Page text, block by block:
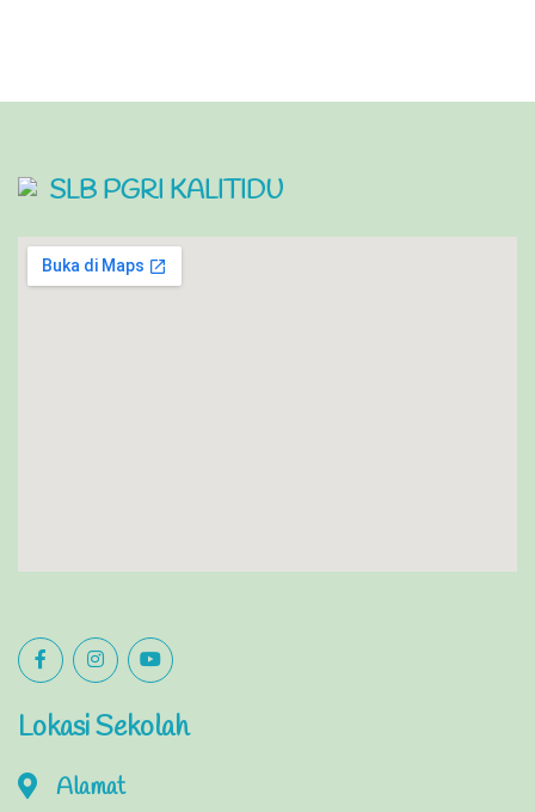
SLB PGRI KALITIDU
Lokasi Sekolah
Alamat